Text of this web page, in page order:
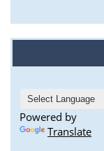
Powered by
Translate